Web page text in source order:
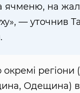
ячменю, на
— уточнив
регіони
Одещина)